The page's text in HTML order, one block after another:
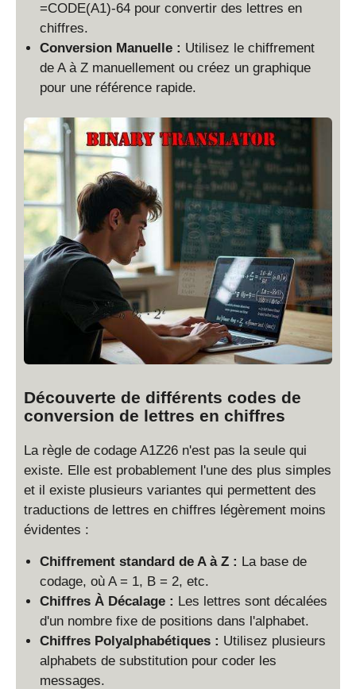
=CODE(A1)-64 pour convertir des lettres en
chiffres.
Conversion Manuelle : Utilisez le chiffrement
de A à Z manuellement ou créez un graphique
pour une référence rapide.
Découverte de différents codes de
conversion de lettres en chiffres
La règle de codage A1Z26 n'est pas la seule qui
existe. Elle est probablement l'une des plus simples
et il existe plusieurs variantes qui permettent des
traductions de lettres en chiffres légèrement moins
évidentes :
Chiffrement standard de A à Z : La base de
codage, où A = 1, B = 2, etc.
Chiffres À Décalage : Les lettres sont décalées
d'un nombre fixe de positions dans l'alphabet.
Chiffres Polyalphabétiques : Utilisez plusieurs
alphabets de substitution pour coder les
messages.